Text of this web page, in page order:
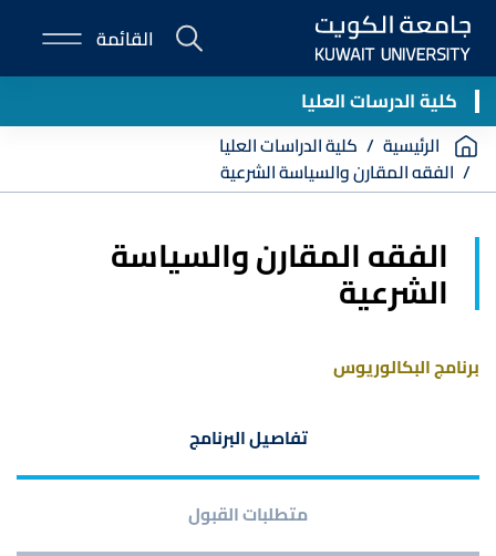
Skip
main
content
E-
Portal
القائمة
كلية الدرسات العليا
Breadcrumb
الرئيسية
كلية الدراسات العليا
الفقه المقارن والسياسة الشرعية
الفقه المقارن والسياسة
الشرعية
برنامج البكالوريوس
تفاصيل البرنامج
متطلبات القبول